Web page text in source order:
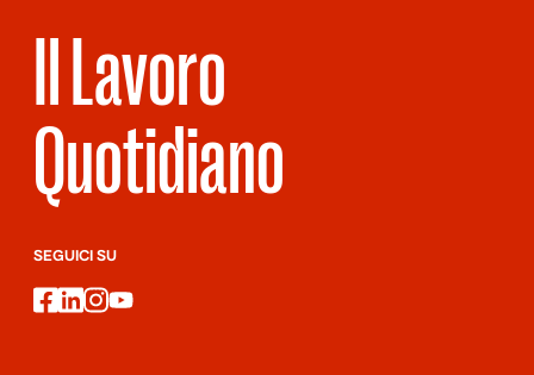
Il Lavoro
Quotidiano
SEGUICI SU
facebook
linkedin
instagram
youtube